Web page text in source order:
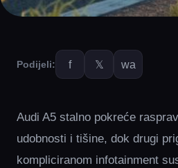
Podijeli: f 𝕏 wa
Audi A5 stalno pokreće
udobnosti i tišine, dok drugi
kompliciranom infotainment